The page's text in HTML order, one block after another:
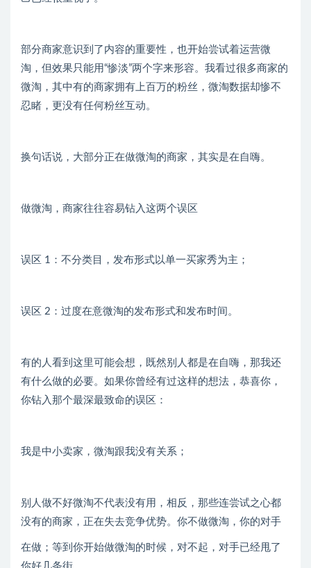
部分商家意识到了内容的重要性，也开始尝试着运营微
淘，但效果只能用“惨淡”两个字来形容。我看过很多商家的
微淘，其中有的商家拥有上百万的粉丝，微淘数据却惨不
忍睹，更没有任何粉丝互动。
换句话说，大部分正在做微淘的商家，其实是在自嗨。
做微淘，商家往往容易钻入这两个误区
误区 1：不分类目，发布形式以单一买家秀为主；
误区 2：过度在意微淘的发布形式和发布时间。
有的人看到这里可能会想，既然别人都是在自嗨，那我还
有什么做的必要。如果你曾经有过这样的想法，恭喜你，
你钻入那个最深最致命的误区：
我是中小卖家，微淘跟我没有关系；
别人做不好微淘不代表没有用，相反，那些连尝试之心都
没有的商家，正在失去竞争优势。你不做微淘，你的对手
在做；等到你开始做微淘的时候，对不起，对手已经甩了